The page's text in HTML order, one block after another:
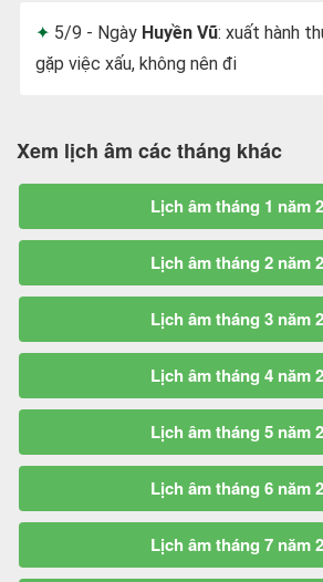
5/9 - Ngày Huyền Vũ: xuất hành
gặp việc xấu, không nên đi
Xem lịch âm các tháng khác
Lịch âm tháng 1 năm
Lịch âm tháng 2 năm
Lịch âm tháng 3 năm
Lịch âm tháng 4 năm
Lịch âm tháng 5 năm
Lịch âm tháng 6 năm
Lịch âm tháng 7 năm